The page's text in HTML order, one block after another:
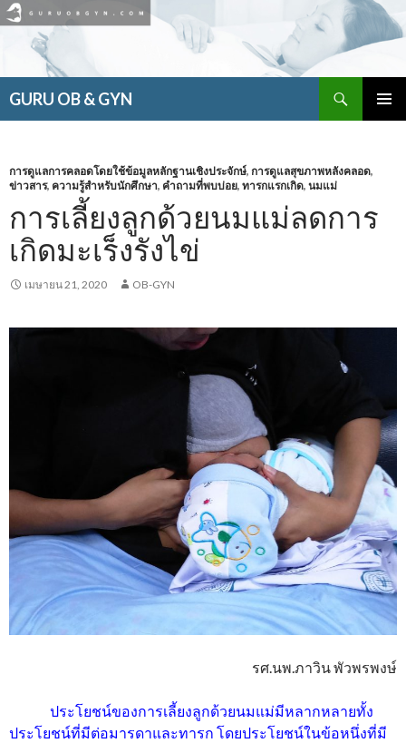
GURU OB & GYN
เนื้อหา
การดูแลการคลอดโดยใช้ข้อมูลหลักฐานเชิงประจักษ์, การดูแลสุขภาพหลังคลอด,
ข่าวสาร, ความรู้สำหรับนักศึกษา, คำถามที่พบบ่อย, ทารกแรกเกิด, นมแม่
การเลี้ยงลูกด้วยนมแม่ลดการ
เกิดมะเร็งรังไข่
เมษายน 21, 2020 OB-GYN
รศ.นพ.ภาวิน พัวพรพงษ์
ประโยชน์ของการเลี้ยงลูกด้วยนมแม่มีหลากหลายทั้ง
ประโยชน์ที่มีต่อมารดาและทารก โดยประโยชน์ในข้อหนึ่งที่มี